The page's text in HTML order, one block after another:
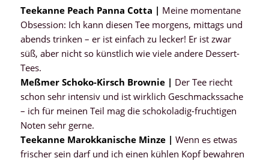
Teekanne Peach Panna Cotta | Meine momentane
Obsession: Ich kann diesen Tee morgens, mittags und
abends trinken – er ist einfach zu lecker! Er ist zwar
süß, aber nicht so künstlich wie viele andere Dessert-
Tees.
Meßmer Schoko-Kirsch Brownie | Der Tee riecht
schon sehr intensiv und ist wirklich Geschmackssache
– ich für meinen Teil mag die schokoladig-fruchtigen
Noten sehr gerne.
Teekanne Marokkanische Minze | Wenn es etwas
frischer sein darf und ich einen kühlen Kopf bewahren